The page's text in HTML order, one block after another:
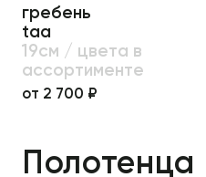
гребень
taa
19см / цвета в
ассортименте
от 2 700 ₽
Полотенца